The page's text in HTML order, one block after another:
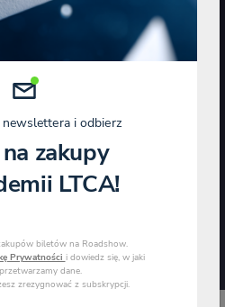
Fijałkowska-Wocial
Doradca Podatkowy
KubiczAdwokat
pozostałych wykładowców (12)
i odbierz
zakupy
LTCA!
biletów na Roadshow.
Prywatności i dowiedz się, w jaki
dane.
zrezygnować z subskrypcji.